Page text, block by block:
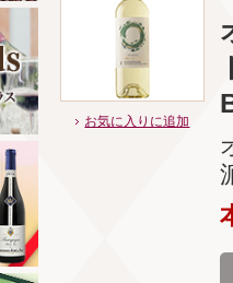
お気に入りに追加